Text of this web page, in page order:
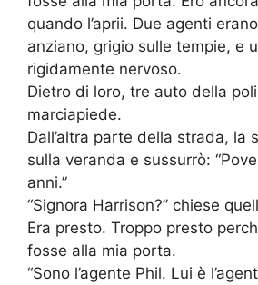
quando l’aprii. Due agenti
anziano, grigio sulle tempie, e
rigidamente nervoso.
Dietro di loro, tre auto della
marciapiede.
Dall’altra parte della strada, la
sulla veranda e sussurrò:
anni.”
“Signora Harrison?” chiese
Era presto. Troppo presto
fosse alla mia porta.
“Sono l’agente Phil. Lui è